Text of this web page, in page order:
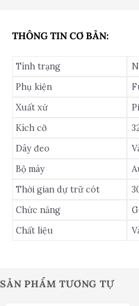
THÔNG TIN CƠ BẢN:
Tình trạng
Phụ kiện
Xuất xứ
Kích cỡ
Dây đeo
Bộ máy
Thời gian dự trữ cót
Chức năng
Chất liệu
SẢN PHẨM TƯƠNG TỰ